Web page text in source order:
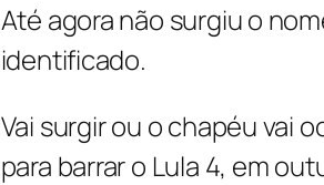
Até agora não surgiu o
identificado.
Vai surgir ou o chapéu vai
para barrar o Lula 4, em